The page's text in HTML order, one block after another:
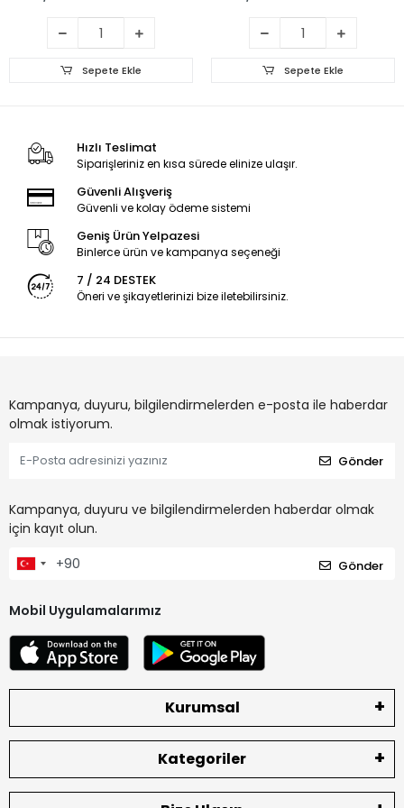
Sepete Ekle Sepete Ekle
Hızlı Teslimat
Siparişleriniz en kısa sürede elinize ulaşır.
Güvenli Alışveriş
Güvenli ve kolay ödeme sistemi
Geniş Ürün Yelpazesi
Binlerce ürün ve kampanya seçeneği
7 / 24 DESTEK
Öneri ve şikayetlerinizi bize iletebilirsiniz.
Kampanya, duyuru, bilgilendirmelerden e-posta ile haberdar
olmak istiyorum.
Gönder
Kampanya, duyuru ve bilgilendirmelerden haberdar olmak
için kayıt olun.
Gönder
Mobil Uygulamalarımız
Kurumsal
Kategoriler